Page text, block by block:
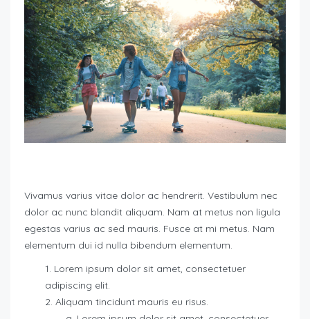
Vivamus varius vitae dolor ac hendrerit. Vestibulum nec
dolor ac nunc blandit aliquam. Nam at metus non ligula
egestas varius ac sed mauris. Fusce at mi metus. Nam
elementum dui id nulla bibendum elementum.
Lorem ipsum dolor sit amet, consectetuer
adipiscing elit.
Aliquam tincidunt mauris eu risus.